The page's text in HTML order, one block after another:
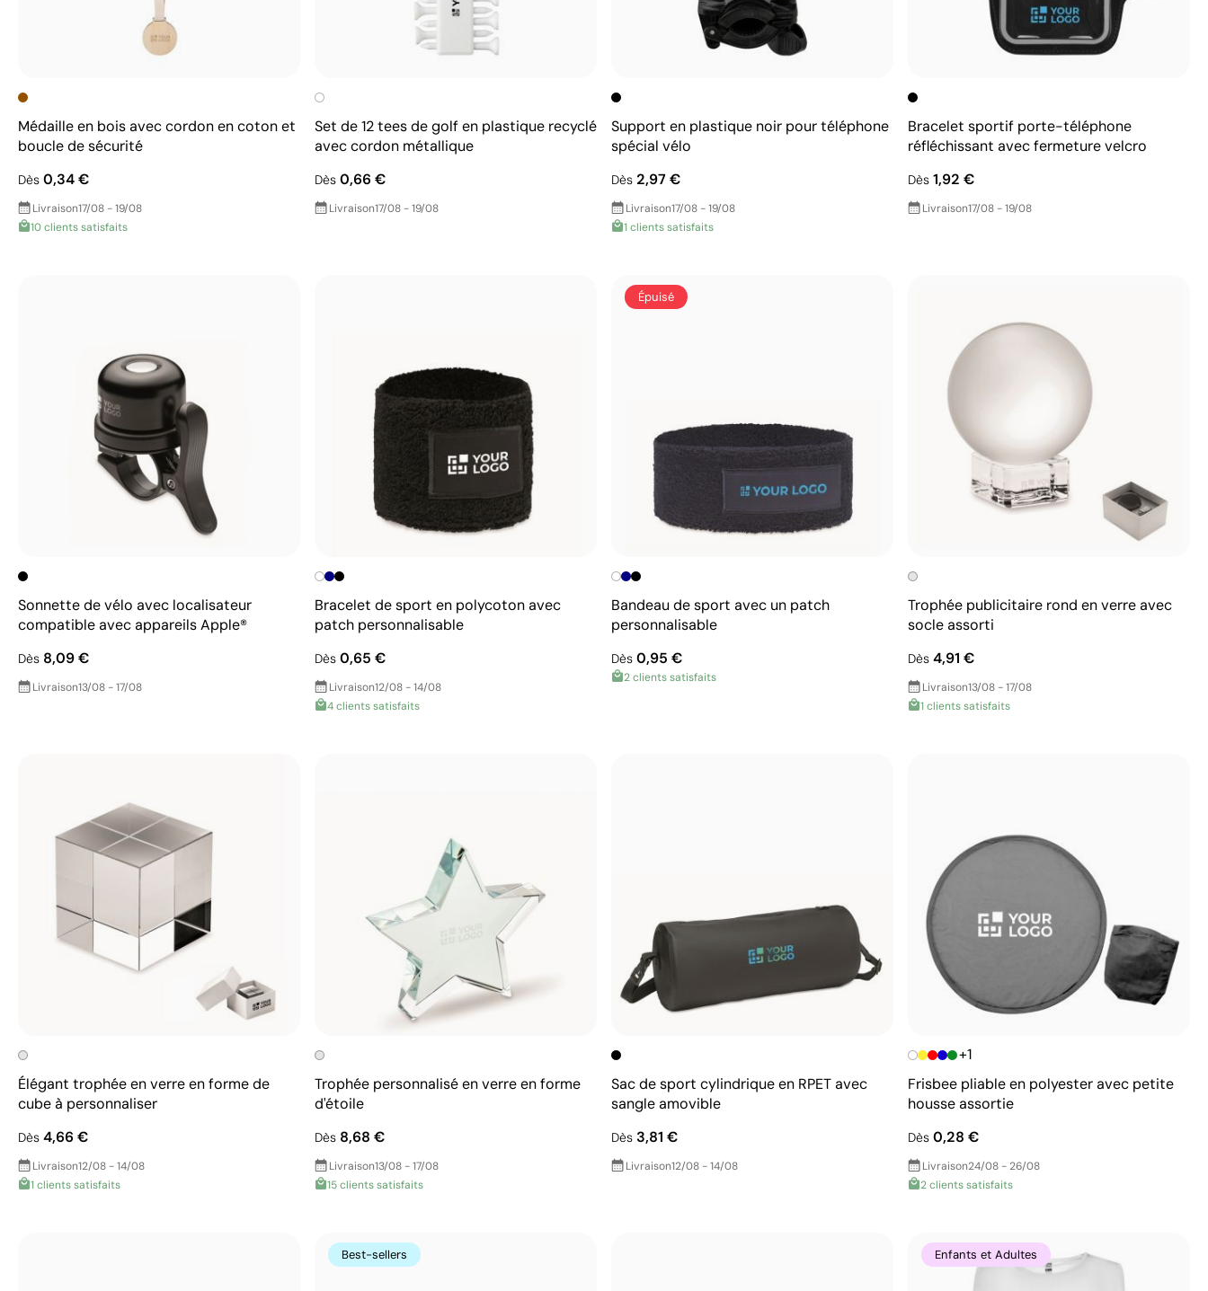
Médaille en bois avec cordon en coton et
boucle de sécurité
Dès 0,34 €
Livraison17/08 - 19/08
10 clients satisfaits
Set de 12 tees de golf en plastique recyclé
avec cordon métallique
Dès 0,66 €
Livraison17/08 - 19/08
Support en plastique noir pour téléphone
spécial vélo
Dès 2,97 €
Livraison17/08 - 19/08
1 clients satisfaits
Bracelet sportif porte-téléphone
réfléchissant avec fermeture velcro
Dès 1,92 €
Livraison17/08 - 19/08
Sonnette de vélo avec localisateur
compatible avec appareils Apple®
Dès 8,09 €
Livraison13/08 - 17/08
Bracelet de sport en polycoton avec
patch personnalisable
Dès 0,65 €
Livraison12/08 - 14/08
4 clients satisfaits
Épuisé
Bandeau de sport avec un patch
personnalisable
Dès 0,95 €
2 clients satisfaits
Trophée publicitaire rond en verre avec
socle assorti
Dès 4,91 €
Livraison13/08 - 17/08
1 clients satisfaits
Élégant trophée en verre en forme de
cube à personnaliser
Dès 4,66 €
Livraison12/08 - 14/08
1 clients satisfaits
Trophée personnalisé en verre en forme
d'étoile
Dès 8,68 €
Livraison13/08 - 17/08
15 clients satisfaits
Sac de sport cylindrique en RPET avec
sangle amovible
Dès 3,81 €
Livraison12/08 - 14/08
+1
Frisbee pliable en polyester avec petite
housse assortie
Dès 0,28 €
Livraison24/08 - 26/08
2 clients satisfaits
Best-sellers Enfants et Adultes